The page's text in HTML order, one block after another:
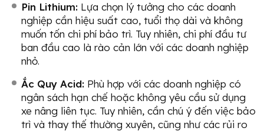
Pin Lithium: Lựa chọn lý tưởng cho các doanh
nghiệp cần hiệu suất cao, tuổi thọ dài và không
muốn tốn chi phí bảo trì. Tuy nhiên, chi phí đầu tư
ban đầu cao là rào cản lớn với các doanh nghiệp
nhỏ.
Ắc Quy Acid: Phù hợp với các doanh nghiệp có
ngân sách hạn chế hoặc không yêu cầu sử dụng
xe nâng liên tục. Tuy nhiên, cần chú ý đến việc bảo
trì và thay thế thường xuyên, cũng như các rủi ro